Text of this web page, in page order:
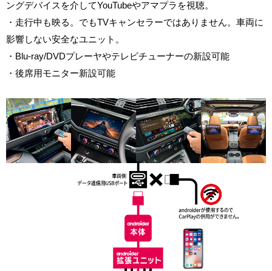
ングデバイスを介してYouTubeやアマプラを視聴。
・走行中も映る。でもTVキャンセラーではありません。車両に
影響しない安全なユニット。
・Blu-ray/DVDプレーヤやテレビチューナーの新設可能
・後席用モニター新設可能